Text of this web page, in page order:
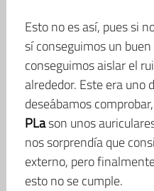
Esto no es así, pues si
sí conseguimos un
conseguimos aislar el
alrededor. Este era uno
deseábamos
PLason unos
nos sorprendía que
externo, pero
esto no se cumple.